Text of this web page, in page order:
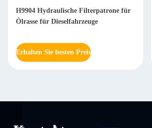
H9904 Hydraulische Filterpatrone für
Ölrasse für Dieselfahrzeuge
Erhalten Sie besten Preis